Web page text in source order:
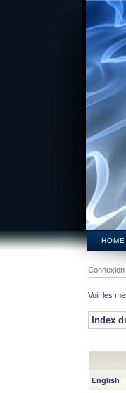
HOME
Connexion
Voir les
Index
English